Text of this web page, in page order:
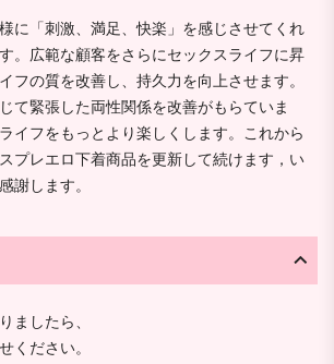
に「刺激、満足、快楽」を感じさせてくれ
。広範な顧客をさらにセックスライフに昇
フの質を改善し、持久力を向上させます。
て緊張した両性関係を改善がもらていま
イフをもっとより楽しくします。これから
プレエロ下着商品を更新して続けます，い
謝します。
ましたら、
ください。